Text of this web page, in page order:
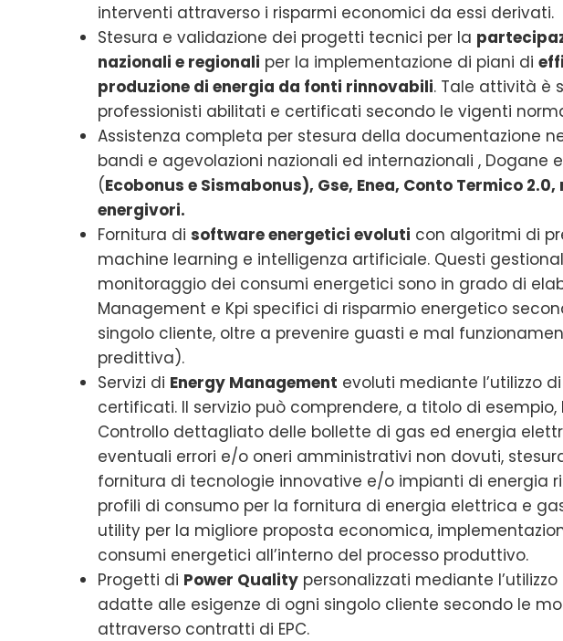
interventi attraverso i risparmi economici da essi derivati.
Stesura e validazione dei progetti tecnici per la
nazionali e regionali per la implementazione di piani di
produzione di energia da fonti rinnovabili. Tale attività è
professionisti abilitati e certificati secondo le vigenti
Assistenza completa per stesura della documentazione
bandi e agevolazioni nazionali ed internazionali , Dogane e
(Ecobonus e Sismabonus), Gse, Enea, Conto Termico
energivori.
Fornitura di software energetici evoluti con algoritmi di
machine learning e intelligenza artificiale. Questi
monitoraggio dei consumi energetici sono in grado di
Management e Kpi specifici di risparmio energetico
singolo cliente, oltre a prevenire guasti e mal
predittiva).
Servizi di Energy Management evoluti mediante l’utilizzo
certificati. Il servizio può comprendere, a titolo di
Controllo dettagliato delle bollette di gas ed energia
eventuali errori e/o oneri amministrativi non dovuti,
fornitura di tecnologie innovative e/o impianti di energia
profili di consumo per la fornitura di energia elettrica e
utility per la migliore proposta economica,
consumi energetici all’interno del processo produttivo.
Progetti di Power Quality personalizzati mediante
adatte alle esigenze di ogni singolo cliente secondo le
attraverso contratti di EPC.